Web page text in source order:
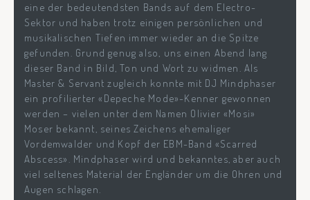
eine der bedeutendsten Bands auf dem Electro-
Sektor und haben trotz einigen persönlichen und
musikalischen Tiefen immer wieder an die Spitze
gefunden. Grund genug also, uns einen Abend lang
dieser Band in Bild, Ton und Wort zu widmen. Als
Master & Servant zugleich konnte mit DJ Mindphaser
ein profilierter «Depeche Mode»-Kenner gewonnen
werden – vielen unter dem Namen Olivier «Mosi»
Moser bekannt, seines Zeichens ehemaliger
Vordemwalder und Kopf der EBM-Band «Scarred
Abscess». Mindphaser wird und bekanntes, aber auch
viel seltenes Material der Engländer um die Ohren und
Augen schlagen.